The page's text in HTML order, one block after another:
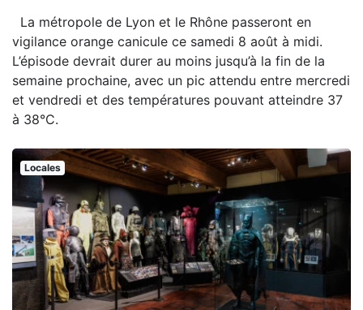
La métropole de Lyon et le Rhône passeront en
vigilance orange canicule ce samedi 8 août à midi.
L’épisode devrait durer au moins jusqu’à la fin de la
semaine prochaine, avec un pic attendu entre mercredi
et vendredi et des températures pouvant atteindre 37
à 38°C.
Locales